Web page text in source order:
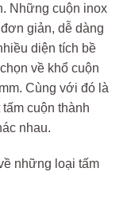
Những cuộn inox
giản, dễ dàng
diện tích bề
về khổ cuộn
Cùng với đó là
cuộn thành
nhau.
những loại tấm